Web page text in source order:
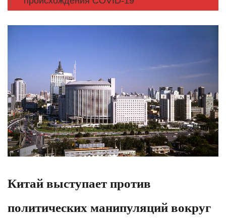
Китай выступает против
политических манипуляций вокруг